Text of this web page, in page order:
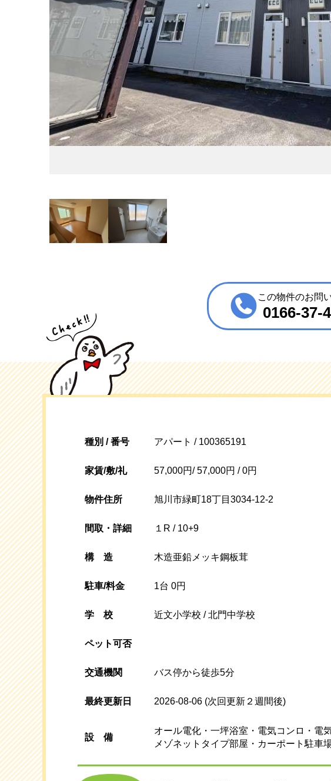
この物件のお問
0166-37-
種別 / 番号 アパート / 100365191
家賃/敷/礼 57,000円/ 57,000円 / 0円
物件住所 旭川市緑町18丁目3034-12-2
間取・詳細 １R / 10+9
構 造 木造亜鉛メッキ鋼板茸
駐車/料金 1台 0円
学校 近文小学校 / 北門中学校
ペット可否
交通機関 バス停から徒歩5分
最終更新日 2026-08-06 (次回更新２週間後)
設 備
オール電化・一坪浴室・電気コンロ・電
メゾネットタイプ部屋・カーポート駐車